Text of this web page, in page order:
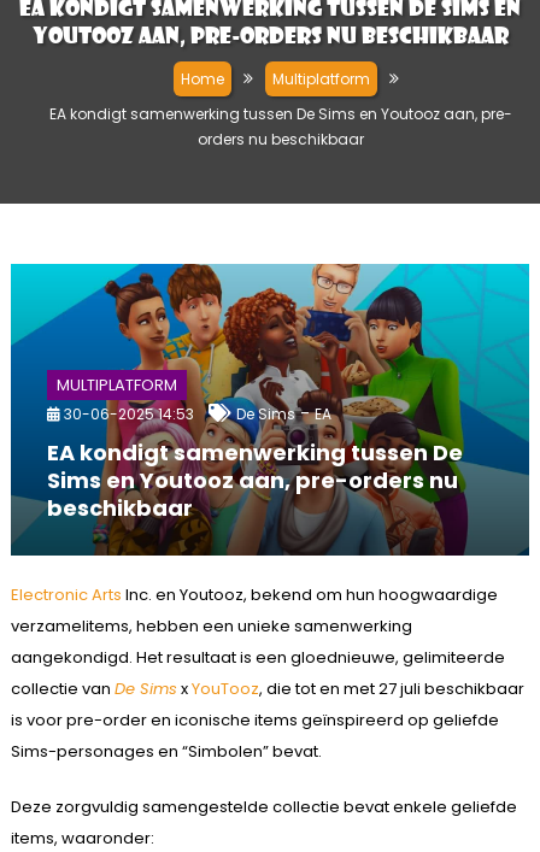
EA kondigt samenwerking tussen De Sims en
Youtooz aan, pre-orders nu beschikbaar
Home
Multiplatform
EA kondigt samenwerking tussen De Sims en Youtooz aan, pre-
orders nu beschikbaar
MULTIPLATFORM
30-06-2025 14:53 De Sims-EA
EA kondigt samenwerking tussen De
Sims en Youtooz aan, pre-orders nu
beschikbaar
Electronic Arts Inc. en Youtooz, bekend om hun hoogwaardige
verzamelitems, hebben een unieke samenwerking
aangekondigd. Het resultaat is een gloednieuwe, gelimiteerde
collectie van De Sims xYouTooz, die tot en met 27 juli beschikbaar
is voor pre-order en iconische items geïnspireerd op geliefde
Sims-personages en “Simbolen” bevat.
Deze zorgvuldig samengestelde collectie bevat enkele geliefde
items, waaronder: